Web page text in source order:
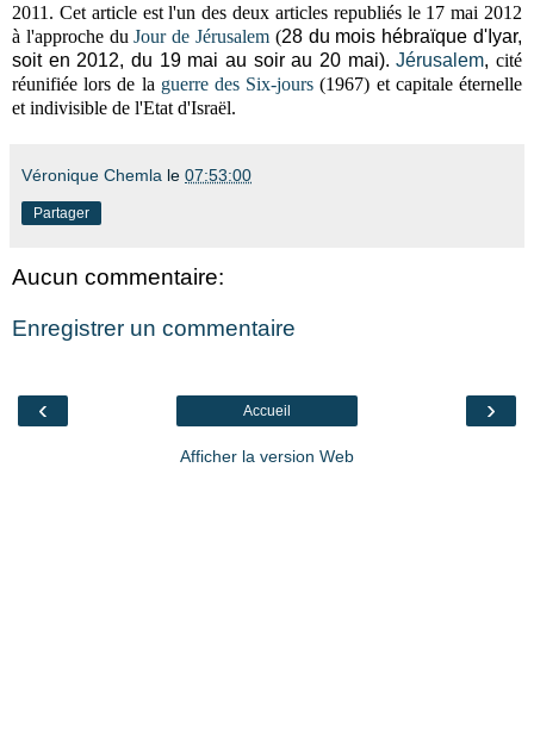
2011. Cet article est l'un des deux articles republiés le 17 mai 2012
à l'approche duJour de Jérusalem (28 du mois hébraïque d'Iyar,
soit en 2012, du 19 mai au soir au 20 mai).Jérusalem, cité
réunifiée lors de la guerre des Six-jours (1967) et capitale éternelle
et indivisible de l'Etat d'Israël.
Véronique Chemla le 07:53:00
Partager
Aucun commentaire:
Enregistrer un commentaire
‹ ›
Accueil
Afficher la version Web